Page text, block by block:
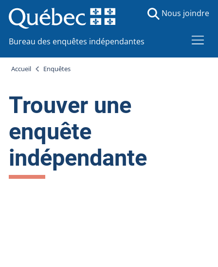
Bureau des enquêtes indépendantes
Nous joindre
Accueil Enquêtes
Trouver une
enquête
indépendante